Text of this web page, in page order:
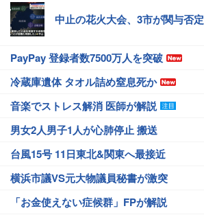
中止の花火大会、3市が関与否定
PayPay 登録者数7500万人を突破
冷蔵庫遺体 タオル詰め窒息死か
音楽でストレス解消 医師が解説
男女2人男子1人が心肺停止 搬送
台風15号 11日東北&関東へ最接近
横浜市議VS元大物議員秘書が激突
「お金使えない症候群」FPが解説